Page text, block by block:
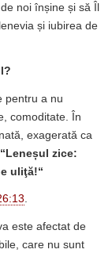
noi înșine și să Îl
și iubirea de
pentru a nu
comoditate. În
exagerată ca
“Leneșul zice:
uliţă!“
.
este afectat de
care nu sunt